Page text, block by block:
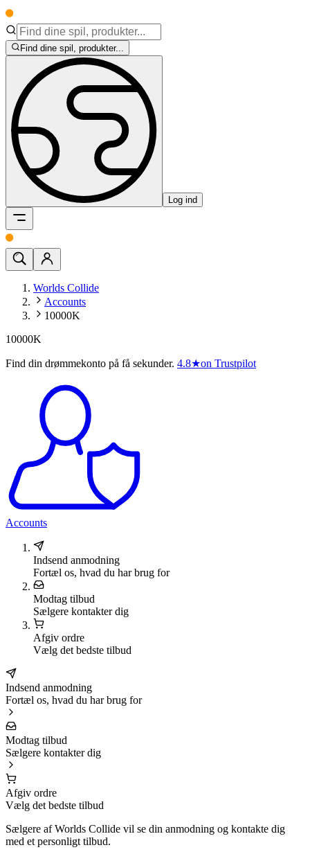
Find dine spil, produkter...
Log ind
Worlds Collide
Accounts
10000K
10000K
Find din drømmekonto på få sekunder. 4.8★on Trustpilot
Accounts
Indsend anmodning
Fortæl os, hvad du har brug for
Modtag tilbud
Sælgere kontakter dig
Afgiv ordre
Vælg det bedste tilbud
Indsend anmodning
Fortæl os, hvad du har brug for
Modtag tilbud
Sælgere kontakter dig
Afgiv ordre
Vælg det bedste tilbud
Sælgere af Worlds Collide vil se din anmodning og kontakte dig
med et personligt tilbud.